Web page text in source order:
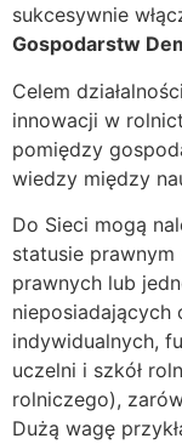
sukcesywnie
Gospodarstw
Celem
innowacji w
pomiędzy
wiedzy między
Do Sieci mogą
statusie
prawnych lub
indywidualnych,
uczelni i szkół
rolniczego),
Dużą wagę